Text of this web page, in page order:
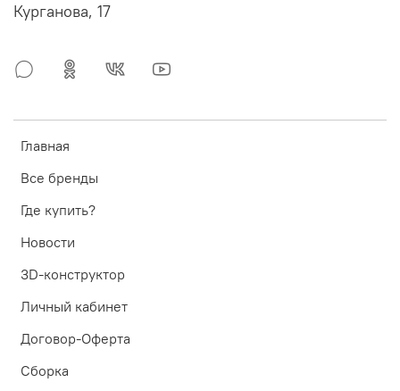
Главная
Все бренды
Где купить?
Новости
3D-конструктор
Личный кабинет
Договор-Оферта
Сборка
Курганова, 17